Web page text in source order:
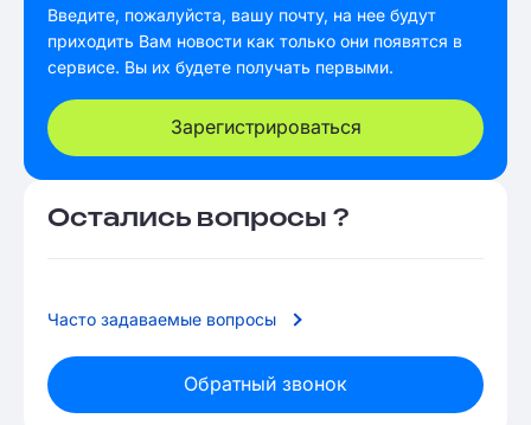
Введите, пожалуйста, вашу почту, на нее будут
приходить Вам новости как только они появятся в
сервисе. Вы их будете получать первыми.
Зарегистрироваться
Остались вопросы ?
Часто задаваемые вопросы
Обратный звонок